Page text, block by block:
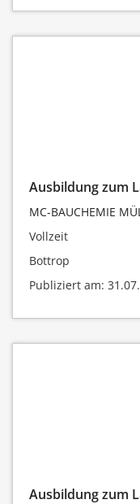
Ausbildung zum
MC-BAUCHEMIE
Vollzeit
Bottrop
Publiziert am:
Ausbildung zum